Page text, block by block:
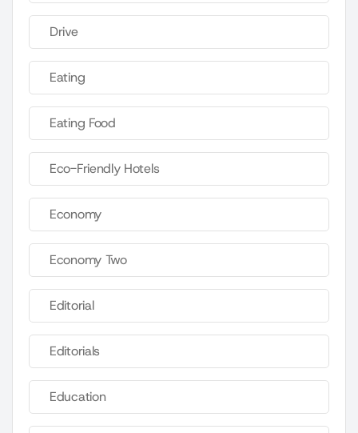
Drive
Eating
Eating Food
Eco-Friendly Hotels
Economy
Economy Two
Editorial
Editorials
Education